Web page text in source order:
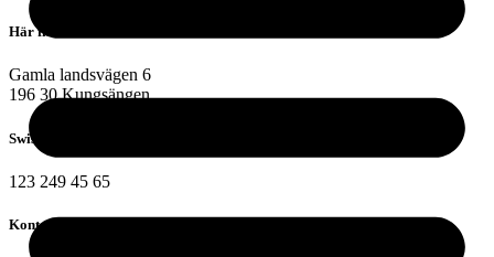
Här finns vi
Gamla landsvägen 6
196 30 Kungsängen
Swish:
123 249 45 65
Kontakta oss